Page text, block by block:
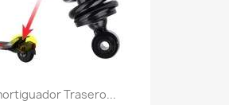
Trasero...